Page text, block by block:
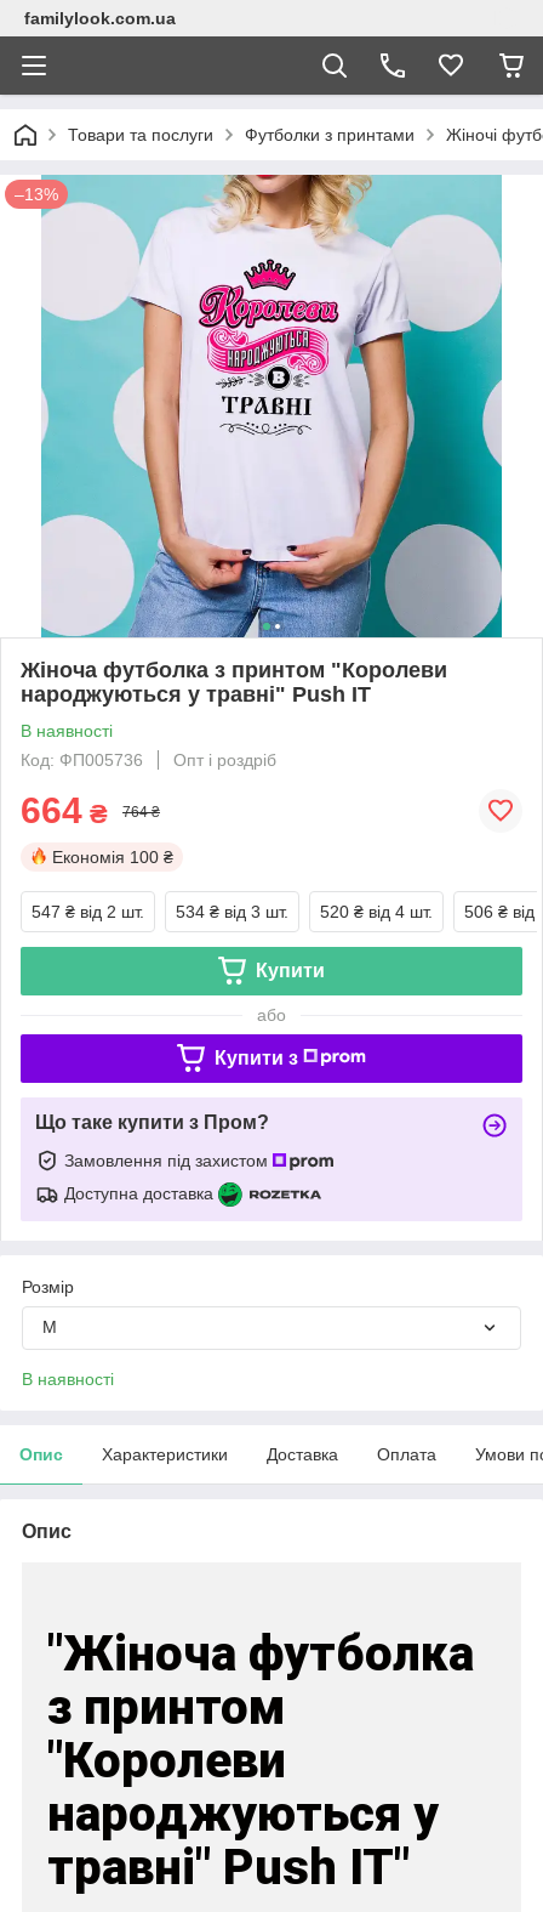
familylook.com.ua
Товари та послуги Футболки з принтами Жіночі
–13%
Жіноча футболка з принтом "Королеви
народжуються у травні" Push IT
В наявності
Код: ФП005736
Опт і роздріб
664 ₴ 764 ₴
Економія 100 ₴
547 ₴ від 2 шт. 534 ₴ від 3 шт. 520 ₴ від 4 шт. 506 ₴ від
Купити
або
Купити з
Що таке купити з Пром?
Замовлення під захистом
Доступна доставка
Розмір
М
В наявності
Опис Характеристики Доставка Оплата Умови
Опис
"Жіноча футболка
з принтом
"Королеви
народжуються у
травні" Push IT"